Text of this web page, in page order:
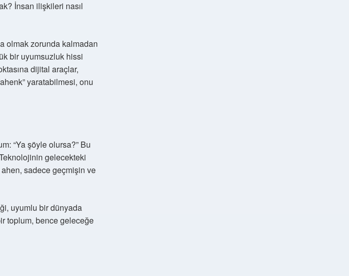
İnsan ilişkileri nasıl
olmak zorunda kalmadan
bir uyumsuzluk hissi
dijital araçlar,
yaratabilmesi, onu
“Ya şöyle olursa?” Bu
gelecekteki
sadece geçmişin ve
uyumlu bir dünyada
toplum, bence geleceğe